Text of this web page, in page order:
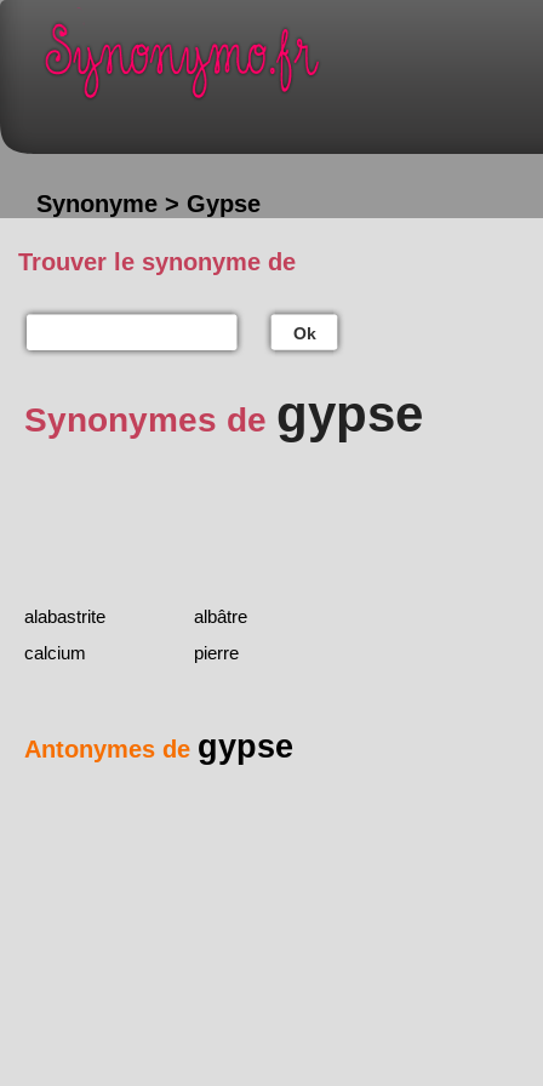
Synonyme > Gypse
Trouver le synonyme de
Ok
Synonymes de gypse
alabastrite
albâtre
calcium
pierre
Antonymes de gypse